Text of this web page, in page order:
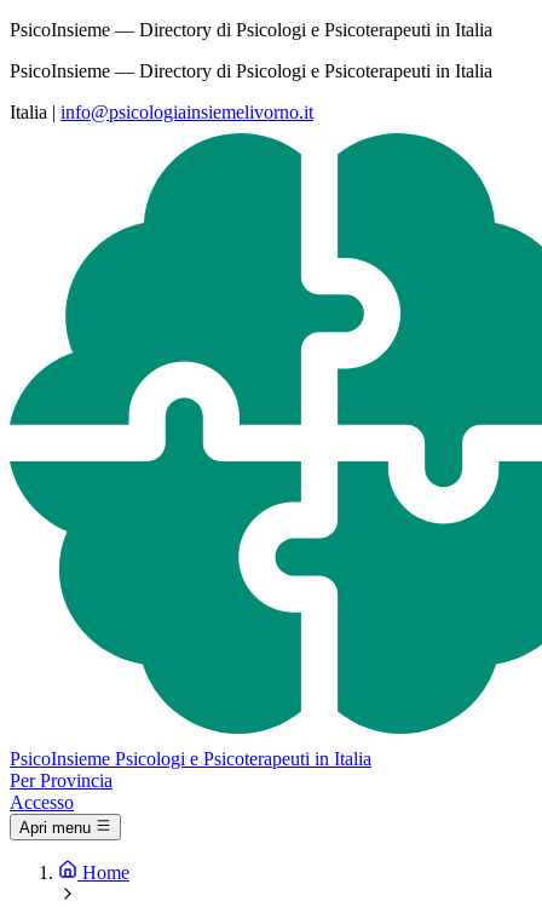
PsicoInsieme — Directory di Psicologi e Psicoterapeuti in Italia
PsicoInsieme — Directory di Psicologi e Psicoterapeuti in Italia
Italia | info@psicologiainsiemelivorno.it
PsicoInsieme Psicologi e Psicoterapeuti in Italia
Per Provincia
Accesso
Apri menu
Home